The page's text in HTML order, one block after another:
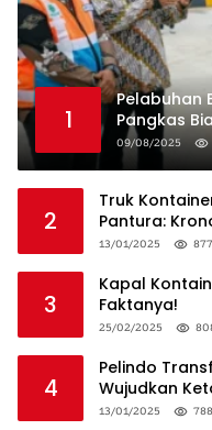
1
Pelabuhan
Pangkas
09/08/2025
2
Truk
Pantura:
13/01/2025 877
3
Kapal
Faktanya!
25/02/2025
4
Pelindo
Wujudkan
Global
13/01/2025 788